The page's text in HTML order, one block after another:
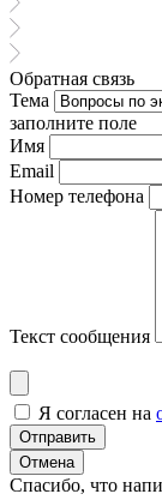
Обратная связь
Тема
заполните поле
Имя
Email
Номер телефона
Текст сообщения
Я согласен на
Отправить
Отмена
Спасибо, что